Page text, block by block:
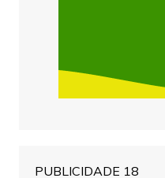
PUBLICIDADE 18